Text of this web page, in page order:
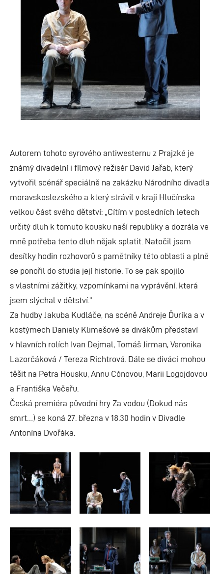
Autorem tohoto syrového antiwesternu z Prajzké je
známý divadelní i filmový režisér David Jařab, který
vytvořil scénář speciálně na zakázku Národního divadla
moravskoslezského a který strávil v kraji Hlučínska
velkou část svého dětství: „Cítím v posledních letech
určitý dluh k tomuto kousku naší republiky a dozrála ve
mně potřeba tento dluh nějak splatit. Natočil jsem
desítky hodin rozhovorů s pamětníky této oblasti a plně
se ponořil do studia její historie. To se pak spojilo
s vlastními zážitky, vzpomínkami na vyprávění, která
jsem slýchal v dětství.“
Za hudby Jakuba Kudláče, na scéně Andreje Ďuríka a v
kostýmech Daniely Klimešové se divákům představí
v hlavních rolích Ivan Dejmal, Tomáš Jirman, Veronika
Lazorčáková / Tereza Richtrová. Dále se diváci mohou
těšit na Petra Housku, Annu Cónovou, Marii Logojdovou
a Františka Večeřu.
Česká premiéra původní hry Za vodou (Dokud nás
smrt…) se koná 27. března v 18.30 hodin v Divadle
Antonína Dvořáka.